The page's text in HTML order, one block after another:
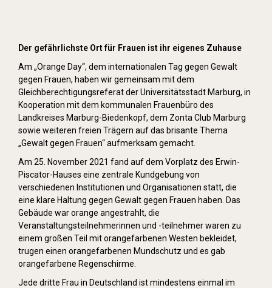
Der gefährlichste Ort für Frauen ist ihr eigenes Zuhause
Am „Orange Day“, dem internationalen Tag gegen Gewalt
gegen Frauen, haben wir gemeinsam mit dem
Gleichberechtigungsreferat der Universitätsstadt Marburg, in
Kooperation mit dem kommunalen Frauenbüro des
Landkreises Marburg-Biedenkopf, dem Zonta Club Marburg
sowie weiteren freien Trägern auf das brisante Thema
„Gewalt gegen Frauen“ aufmerksam gemacht.
Am 25. November 2021 fand auf dem Vorplatz des Erwin-
Piscator-Hauses eine zentrale Kundgebung von
verschiedenen Institutionen und Organisationen statt, die
eine klare Haltung gegen Gewalt gegen Frauen haben. Das
Gebäude war orange angestrahlt, die
Veranstaltungsteilnehmerinnen und -teilnehmer waren zu
einem großen Teil mit orangefarbenen Westen bekleidet,
trugen einen orangefarbenen Mundschutz und es gab
orangefarbene Regenschirme.
Jede dritte Frau in Deutschland ist mindestens einmal im